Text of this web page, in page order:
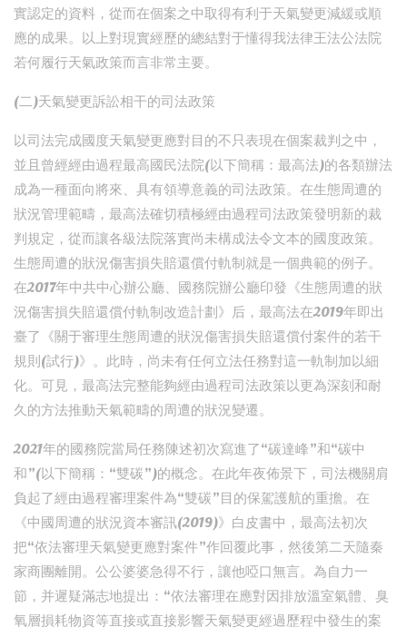
實認定的資料，從而在個案之中取得有利于天氣變更減緩或順
應的成果。以上對現實經歷的總結對于懂得我法律王法公法院
若何履行天氣政策而言非常主要。
(二)天氣變更訴訟相干的司法政策
以司法完成國度天氣變更應對目的不只表現在個案裁判之中，
並且曾經經由過程最高國民法院(以下簡稱：最高法)的各類辦法
成為一種面向將來、具有領導意義的司法政策。在生態周遭的
狀況管理範疇，最高法確切積極經由過程司法政策發明新的裁
判規定，從而讓各級法院落實尚未構成法令文本的國度政策。
生態周遭的狀況傷害損失賠還償付軌制就是一個典範的例子。
在2017年中共中心辦公廳、國務院辦公廳印發《生態周遭的狀
況傷害損失賠還償付軌制改造計劃》后，最高法在2019年即出
臺了《關于審理生態周遭的狀況傷害損失賠還償付案件的若干
規則(試行)》。此時，尚未有任何立法任務對這一軌制加以細
化。可見，最高法完整能夠經由過程司法政策以更為深刻和耐
久的方法推動天氣範疇的周遭的狀況變遷。
2021年的國務院當局任務陳述初次寫進了“碳達峰”和“碳中
和”(以下簡稱：“雙碳”)的概念。在此年夜佈景下，司法機關肩
負起了經由過程審理案件為“雙碳”目的保駕護航的重擔。在
《中國周遭的狀況資本審訊(2019)》白皮書中，最高法初次
把“依法審理天氣變更應對案件”作回覆此事，然後第二天隨秦
家商團離開。公公婆婆急得不行，讓他啞口無言。為自力一
節，并遲疑滿志地提出：“依法審理在應對因排放溫室氣體、臭
氧層損耗物資等直接或直接影響天氣變更經過歷程中發生的案